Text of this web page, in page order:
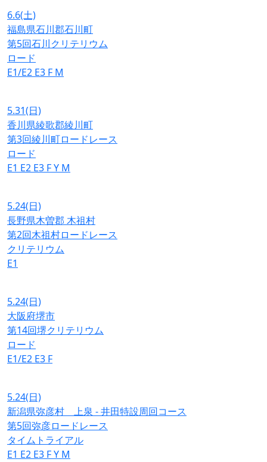
6.6(土)
福島県石川郡石川町
第5回石川クリテリウム
ロード
E1/E2 E3 F M
5.31(日)
香川県綾歌郡綾川町
第3回綾川町ロードレース
ロード
E1 E2 E3 FY M
5.24(日)
長野県木曽郡 木祖村
第2回木祖村ロードレース
クリテリウム
E1
5.24(日)
大阪府堺市
第14回堺クリテリウム
ロード
E1/E2 E3 F
5.24(日)
新潟県弥彦村 上泉 - 井田特設周回コース
第5回弥彦ロードレース
タイムトライアル
E1 E2 E3 FY M